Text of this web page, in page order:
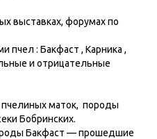
выставках, форумах по
пчел : Бакфаст , Карника ,
и отрицательные
маток, породы
Бобринских.
Бакфаст — прошедшие